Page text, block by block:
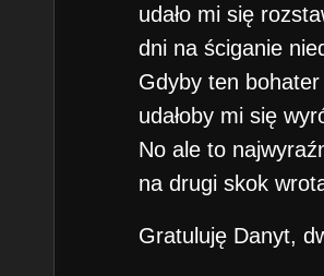
udało mi się
dni na ściganie
Gdyby ten
udałoby mi się
No ale to
na drugi skok
Gratuluję Danyt,